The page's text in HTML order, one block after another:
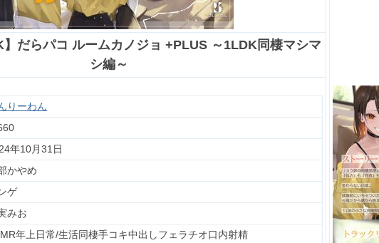
】だらパコ ルームカノジョ +PLUS ～1LDK同棲マシマ
シ編～
りーわん
年10月31日
かやめ
ゲ
みお
年上日常/生活同棲手コキ中出しフェラチオ口内射精